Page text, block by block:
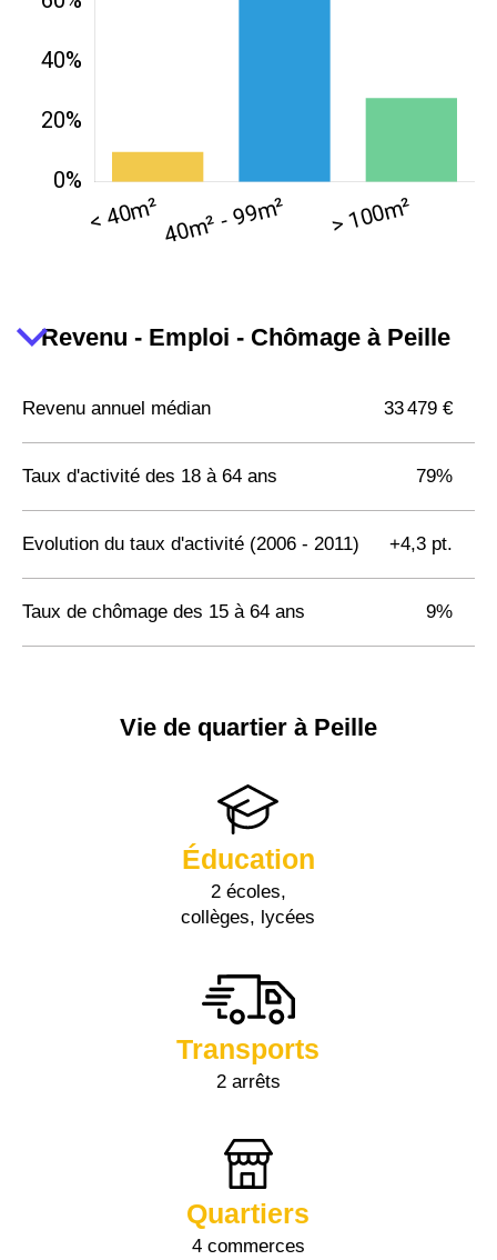
Revenu - Emploi - Chômage à Peille
Revenu annuel médian 33 479 €
Taux d'activité des 18 à 64 ans 79%
Evolution du taux d'activité (2006 - 2011) +4,3 pt.
Taux de chômage des 15 à 64 ans 9%
Vie de quartier à Peille
Éducation
2 écoles,
collèges, lycées
Transports
2 arrêts
Quartiers
4 commerces